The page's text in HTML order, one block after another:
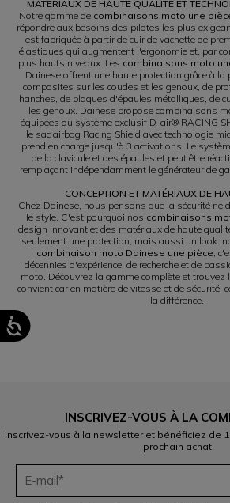
MATÉRIAUX DE HAUTE QUALITÉ ET
Notre gamme de combinaisons moto une
répondre aux besoins des pilotes les plus
est fabriquée à partir de cuir de vachette de
élastiques qui augmentent l'ergonomie et, par
plus hauts niveaux. Les combinaisons moto
Dainese offrent une haute protection grâce à la
composites sur les coudes et les genoux, de
hanches, de plaques d'épaules métalliques, de
les genoux. Dainese propose combinaisons
équipées du système exclusif D-air® RACING
le sac airbag Racing Shield avec technologie
prend en charge jusqu'à 3 activations. Le
de la clavicule et des épaules et peut être
remplaçant indépendamment le générateur de
CONCEPTION ET MATÉRIAUX DE
Chez Dainese, nous pensons que la sécurité ne
le style. C'est pourquoi nos combinaisons
design innovant et des matériaux de haute
seulement une protection, mais aussi un look
combinaison moto Dainese une pièce,
décennies d'expérience, de recherche et de
moto. Découvrez la gamme complète et
convient car en matière de vitesse et de sécurité,
la différence.
INSCRIVEZ-VOUS À LA
Inscrivez-vous à la newsletter et bénéficiez de
prochain achat